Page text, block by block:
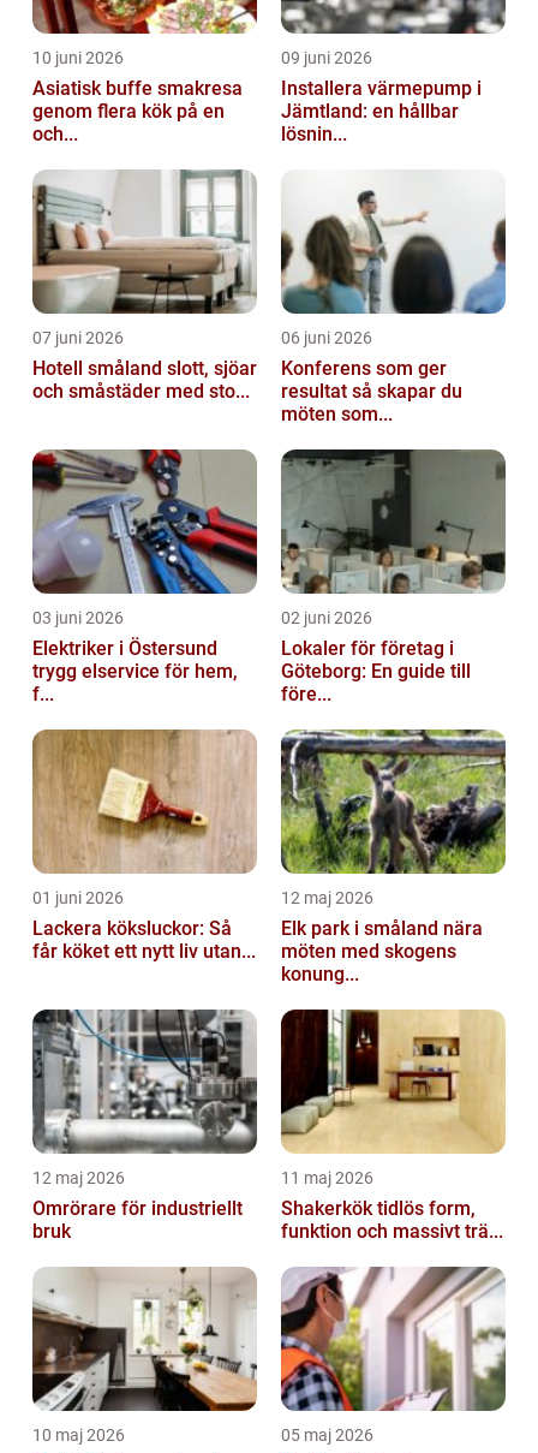
10 juni 2026
Asiatisk buffe smakresa
genom flera kök på en
och...
09 juni 2026
Installera värmepump i
Jämtland: en hållbar
lösnin...
07 juni 2026
Hotell småland slott, sjöar
och småstäder med sto...
06 juni 2026
Konferens som ger
resultat så skapar du
möten som...
03 juni 2026
Elektriker i Östersund
trygg elservice för hem,
f...
02 juni 2026
Lokaler för företag i
Göteborg: En guide till
före...
01 juni 2026
Lackera köksluckor: Så
får köket ett nytt liv utan...
12 maj 2026
Elk park i småland nära
möten med skogens
konung...
12 maj 2026
Omrörare för industriellt
bruk
11 maj 2026
Shakerkök tidlös form,
funktion och massivt trä...
10 maj 2026 05 maj 2026